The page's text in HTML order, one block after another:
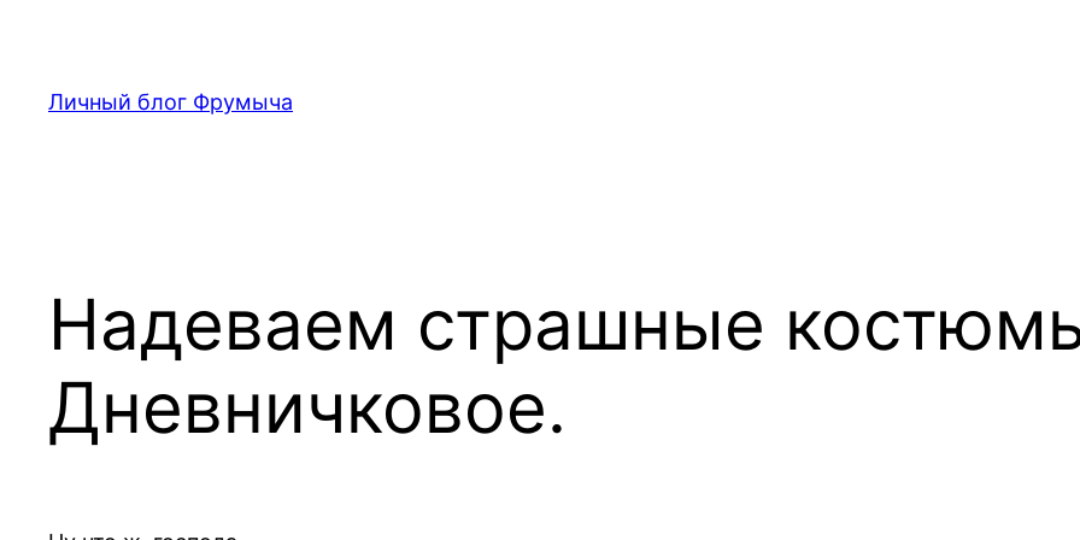
содержимому
Личный блог Фрумыча
Надеваем страшные
Дневничковое.